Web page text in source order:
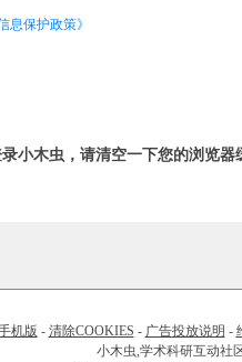
息保护政策》
小木虫，请清空一下您的浏览
机版 - 清除COOKIES - 广告投放说明 -
小木虫,学术科研互动社